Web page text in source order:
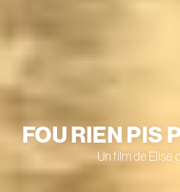
FOU RIEN PIS
Un film de Elise